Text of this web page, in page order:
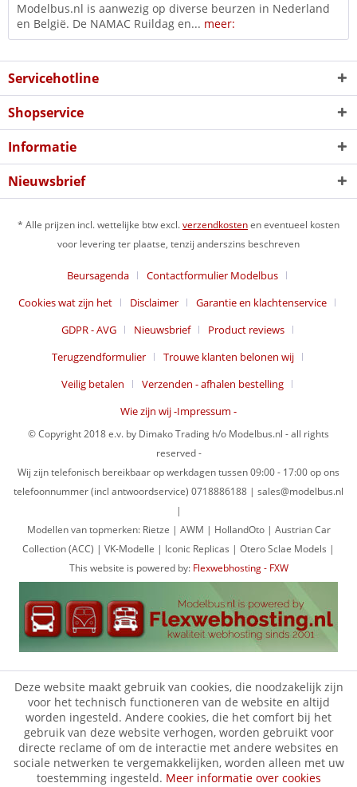
Modelbus.nl is aanwezig op diverse beurzen in Nederland
en België. De NAMAC Ruildag en... meer:
Servicehotline
Shopservice
Informatie
Nieuwsbrief
* Alle prijzen incl. wettelijke btw excl.verzendkostenen eventueel kosten
voor levering ter plaatse, tenzij anderszins beschreven
Beursagenda
Contactformulier Modelbus
Cookies wat zijn het
Disclaimer
Garantie en klachtenservice
GDPR - AVG
Nieuwsbrief
Product reviews
Terugzendformulier
Trouwe klanten belonen wij
Veilig betalen
Verzenden - afhalen bestelling
Wie zijn wij -Impressum -
© Copyright 2018 e.v. by Dimako Trading h/o Modelbus.nl - all rights
reserved -
Wij zijn telefonisch bereikbaar op werkdagen tussen 09:00 - 17:00 op ons
telefoonnummer (incl antwoordservice) 0718886188 | sales@modelbus.nl
|
Modellen van topmerken: Rietze | AWM | HollandOto | Austrian Car
Collection (ACC) | VK-Modelle | Iconic Replicas | Otero Sclae Models |
This website is powered by: Flexwebhosting - FXW
Deze website maakt gebruik van cookies, die noodzakelijk zijn
voor het technisch functioneren van de website en altijd
worden ingesteld. Andere cookies, die het comfort bij het
gebruik van deze website verhogen, worden gebruikt voor
directe reclame of om de interactie met andere websites en
sociale netwerken te vergemakkelijken, worden alleen met uw
toestemming ingesteld. Meer informatie over cookies